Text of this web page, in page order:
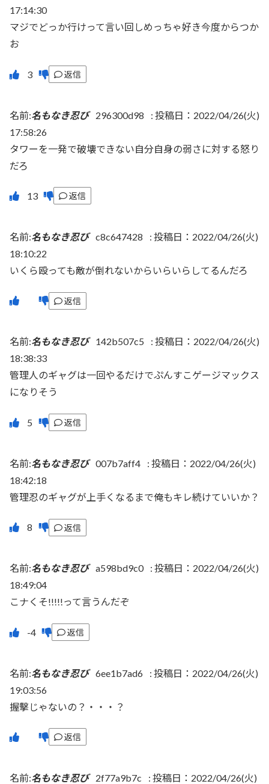
17:14:30
マジでどっか行けって言い回しめっちゃ好き今度からつか
お
返信
名前:名もなき忍び 296300d98 : 投稿日：2022/04/26(火)
17:58:26
タワーを一発で破壊できない自分自身の弱さに対する怒り
だろ
返信
名前:名もなき忍び c8c647428 : 投稿日：2022/04/26(火)
18:10:22
いくら殴っても敵が倒れないからいらいらしてるんだろ
返信
名前:名もなき忍び 142b507c5 : 投稿日：2022/04/26(火)
18:38:33
管理人のギャグは一回やるだけでぷんすこゲージマックス
になりそう
返信
名前:名もなき忍び 007b7aff4 : 投稿日：2022/04/26(火)
18:42:18
管理忍のギャグが上手くなるまで俺もキレ続けていいか？
返信
名前:名もなき忍び a598bd9c0 : 投稿日：2022/04/26(火)
18:49:04
こナくそ!!!!!って言うんだぞ
返信
名前:名もなき忍び 6ee1b7ad6 : 投稿日：2022/04/26(火)
19:03:56
握擊じゃないの？・・・？
返信
名前:名もなき忍び 2f77a9b7c : 投稿日：2022/04/26(火)